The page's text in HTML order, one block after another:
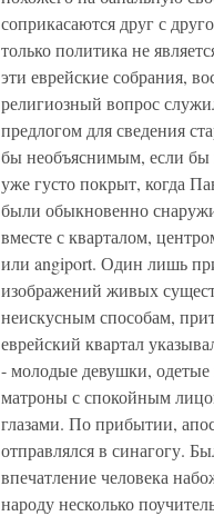
соприкасаются друг с
только политика не
эти еврейские собрания,
религиозный вопрос
предлогом для сведения
бы необъяснимым, если
уже густо покрыт, когда
были обыкновенно
вместе с кварталом,
или angiport. Один лишь
изображений живых
неискусным способам,
еврейский квартал
- молодые девушки, одетые
матроны с спокойным
глазами. По прибытии,
отправлялся в синагогу.
впечатление человека
народу несколько